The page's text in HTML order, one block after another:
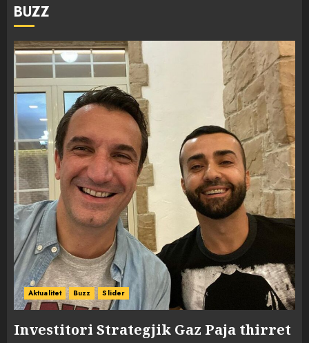
BUZZ
Aktualitet Buzz Slider
Investitori Strategjik Gaz Paja thirret